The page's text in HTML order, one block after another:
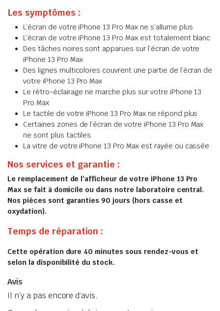
Les symptômes :
L’écran de votre iPhone 13 Pro Max ne s’allume plus
L’écran de votre iPhone 13 Pro Max est totalement blanc
Des tâches noires sont apparues sur l’écran de votre
iPhone 13 Pro Max
Des lignes multicolores couvrent une partie de l’écran de
votre iPhone 13 Pro Max
Le rétro-éclairage ne marche plus sur votre iPhone 13
Pro Max
Le tactile de votre iPhone 13 Pro Max ne répond plus
Certaines zones de l’écran de votre iPhone 13 Pro Max
ne sont plus tactiles
La vitre de votre iPhone 13 Pro Max est rayée ou cassée
Nos services et garantie :
Le remplacement de l’afficheur de votre iPhone 13 Pro
Max se fait à domicile ou dans notre laboratoire central.
Nos pièces sont garanties 90 jours (hors casse et
oxydation).
Temps de réparation :
Cette opération dure 40 minutes sous rendez-vous et
selon la disponibilité du stock.
Avis
Il n’y a pas encore d’avis.